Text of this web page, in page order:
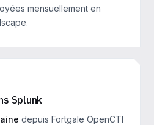
mensuellement en
Splunk
depuis Fortgale OpenCTI